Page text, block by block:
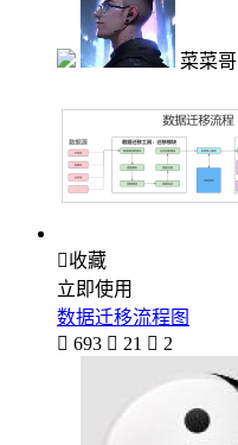
菜菜哥
收藏
立即使用
数据迁移流程图
 693  21  2